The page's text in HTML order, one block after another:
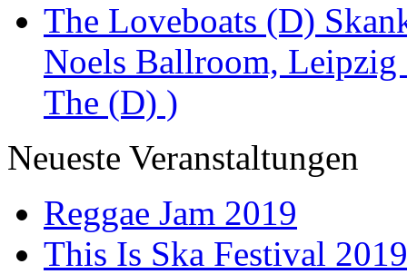
The Loveboats (D)
Noels Ballroom, Leipzig
The (D) )
Neueste Veranstaltungen
Reggae Jam 2019
This Is Ska Festival 2019